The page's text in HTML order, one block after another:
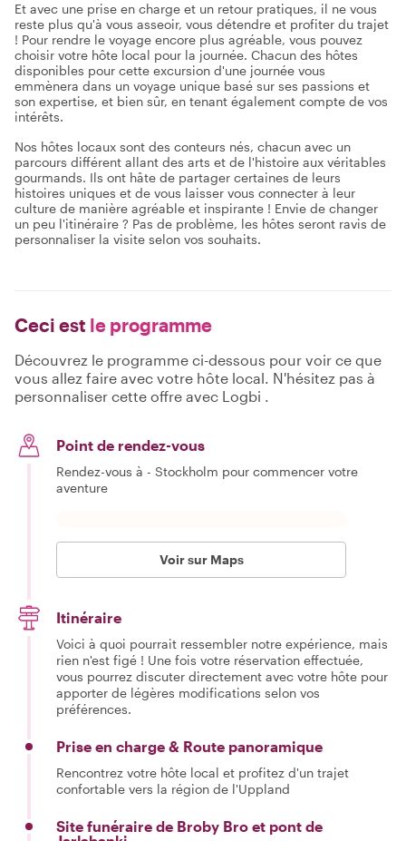
Et avec une prise en charge et un retour pratiques, il ne vous
reste plus qu'à vous asseoir, vous détendre et profiter du trajet
! Pour rendre le voyage encore plus agréable, vous pouvez
choisir votre hôte local pour la journée. Chacun des hôtes
disponibles pour cette excursion d'une journée vous
emmènera dans un voyage unique basé sur ses passions et
son expertise, et bien sûr, en tenant également compte de vos
intérêts.
Nos hôtes locaux sont des conteurs nés, chacun avec un
parcours différent allant des arts et de l'histoire aux véritables
gourmands. Ils ont hâte de partager certaines de leurs
histoires uniques et de vous laisser vous connecter à leur
culture de manière agréable et inspirante ! Envie de changer
un peu l'itinéraire ? Pas de problème, les hôtes seront ravis de
personnaliser la visite selon vos souhaits.
Ceci est le programme
Découvrez le programme ci-dessous pour voir ce que
vous allez faire avec votre hôte local. N'hésitez pas à
personnaliser cette offre avec Logbi .
Point de rendez-vous
Rendez-vous à - Stockholm pour commencer votre
aventure
Voir sur Maps
Itinéraire
Voici à quoi pourrait ressembler notre expérience, mais
rien n'est figé ! Une fois votre réservation effectuée,
vous pourrez discuter directement avec votre hôte pour
apporter de légères modifications selon vos
préférences.
Prise en charge & Route panoramique
Rencontrez votre hôte local et profitez d'un trajet
confortable vers la région de l'Uppland
Site funéraire de Broby Bro et pont de